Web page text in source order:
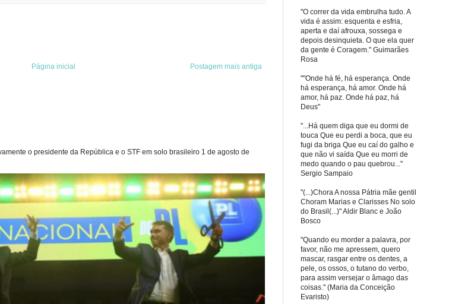
Postagem mais antiga
Página inicial
o presidente da República e o STF em solo brasileiro 1 de agosto de
"O correr da vida embrulha tudo. A
vida é assim: esquenta e esfria,
aperta e daí afrouxa, sossega e
depois desinquieta. O que ela quer
da gente é Coragem." Guimarães
Rosa
""Onde há fé, há esperança. Onde
há esperança, há amor. Onde há
amor, há paz. Onde há paz, há
Deus"
"...Há quem diga que eu dormi de
touca Que eu perdi a boca, que eu
fugi da briga Que eu caí do galho e
que não vi saída Que eu morri de
medo quando o pau quebrou..."
Sergio Sampaio
"(...)Chora A nossa Pátria mãe gentil
Choram Marias e Clarisses No solo
do Brasil(...)" Aldir Blanc e João
Bosco
"Quando eu morder a palavra, por
favor, não me apressem, quero
mascar, rasgar entre os dentes, a
pele, os ossos, o tutano do verbo,
para assim versejar o âmago das
coisas." (Maria da Conceição
Evaristo)